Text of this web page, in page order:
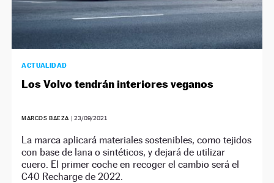
ACTUALIDAD
Los Volvo tendrán interiores veganos
MARCOS BAEZA | 23/09/2021
La marca aplicará materiales sostenibles, como tejidos
con base de lana o sintéticos, y dejará de utilizar
cuero. El primer coche en recoger el cambio será el
C40 Recharge de 2022.